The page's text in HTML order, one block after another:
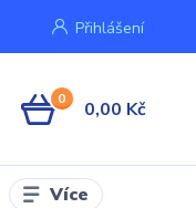
Přihlášení
0 0,00 Kč
Více